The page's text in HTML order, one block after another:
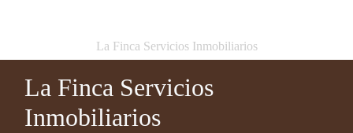
La Finca Servicios Inmobiliarios
La Finca Servicios
Inmobiliarios